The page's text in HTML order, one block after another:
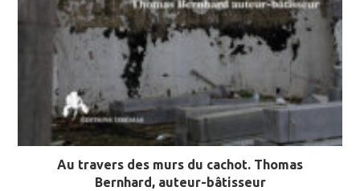
Au travers des murs du cachot. Thomas
Bernhard, auteur-bâtisseur